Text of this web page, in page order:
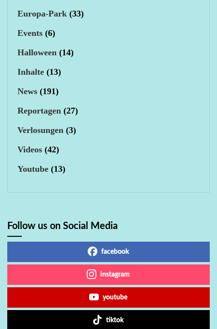
Europa-Park (33)
Events (6)
Halloween (14)
Inhalte (13)
News (191)
Reportagen (27)
Verlosungen (3)
Videos (42)
Youtube (13)
Follow us on Social Media
facebook
instagram
youtube
tiktok